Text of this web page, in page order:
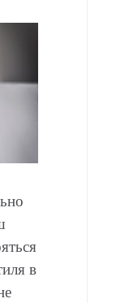
в